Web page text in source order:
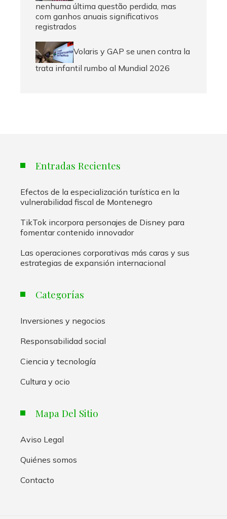
nenhuma última questão perdida, mas
com ganhos anuais significativos
registrados
Volaris y GAP se unen contra la
trata infantil rumbo al Mundial 2026
Entradas Recientes
Efectos de la especialización turística en la
vulnerabilidad fiscal de Montenegro
TikTok incorpora personajes de Disney para
fomentar contenido innovador
Las operaciones corporativas más caras y sus
estrategias de expansión internacional
Categorías
Inversiones y negocios
Responsabilidad social
Ciencia y tecnología
Cultura y ocio
Mapa Del Sitio
Aviso Legal
Quiénes somos
Contacto